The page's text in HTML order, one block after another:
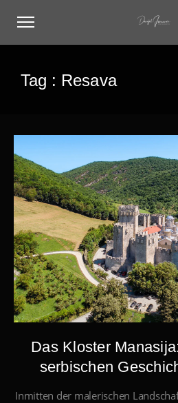
Tag : Resava
Das Kloster
serbischen
Inmitten der malerischen